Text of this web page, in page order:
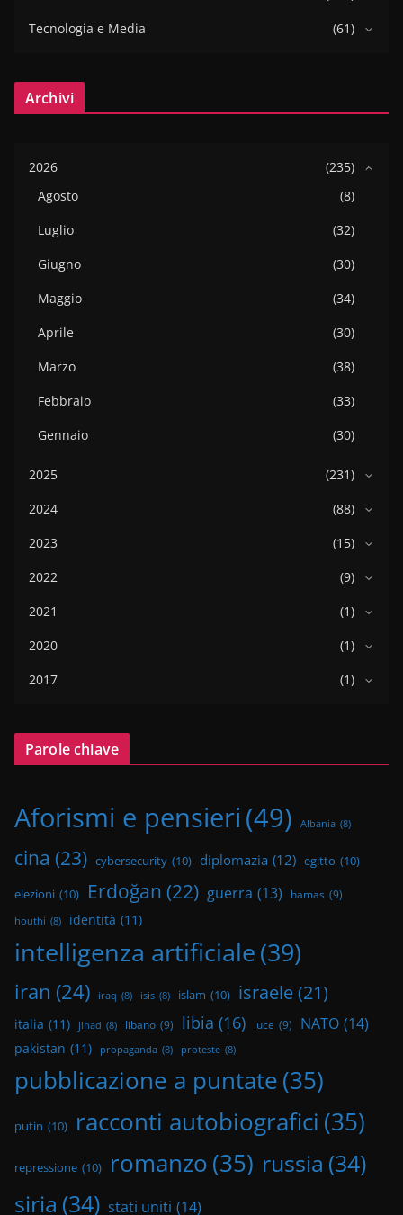
Tecnologia e Media
(61)
Archivi
2026
(235)
Agosto
(8)
Luglio
(32)
Giugno
(30)
Maggio
(34)
Aprile
(30)
Marzo
(38)
Febbraio
(33)
Gennaio
(30)
2025
(231)
2024
(88)
2023
(15)
2022
(9)
2021
(1)
2020
(1)
2017
(1)
Parole chiave
Aforismi e pensieri (49) Albania (8)
cina (23) cybersecurity (10) diplomazia (12) egitto (10)
elezioni (10) Erdoğan (22) guerra (13) hamas (9)
houthi (8) identità (11)
intelligenza artificiale(39)
iran (24) iraq (8) isis (8) islam (10) israele(21)
italia (11) jihad (8) libano (9) libia (16) luce (9) NATO (14)
pakistan (11) propaganda (8) proteste (8)
pubblicazione a puntate(35)
putin (10) racconti autobiografici (35)
repressione (10) romanzo(35) russia (34)
siria (34) stati uniti (14)